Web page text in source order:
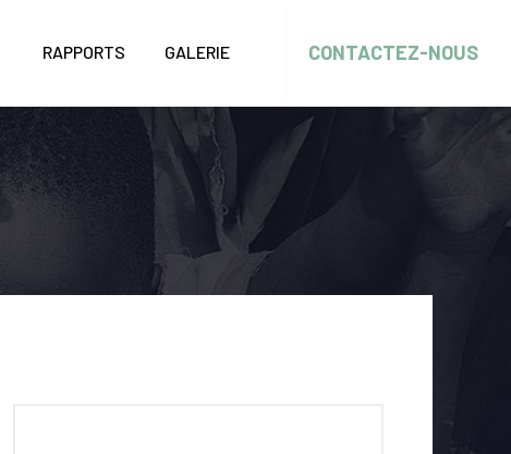
RAPPORTS GALERIE CONTACTEZ-NOUS